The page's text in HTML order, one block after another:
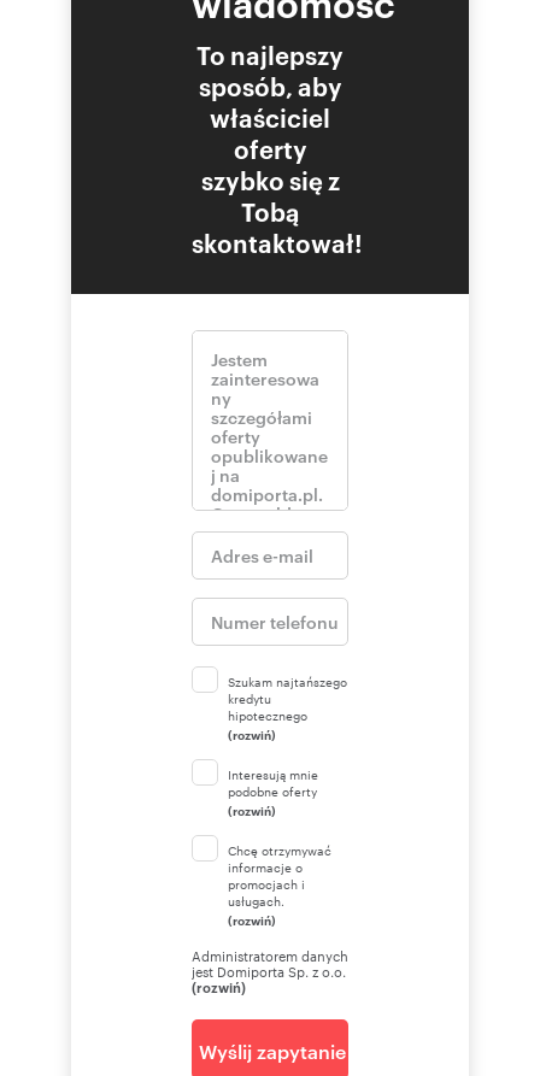
To najlepszy
sposób, aby
właściciel
oferty
szybko się z
Tobą
skontaktował!
Szukam najtańszego
kredytu
hipotecznego
(rozwiń)
Interesują mnie
podobne oferty
(rozwiń)
Chcę otrzymywać
informacje o
promocjach i
usługach.
(rozwiń)
Administratorem danych
jest Domiporta Sp. z o.o.
(rozwiń)
Wyślij zapytanie